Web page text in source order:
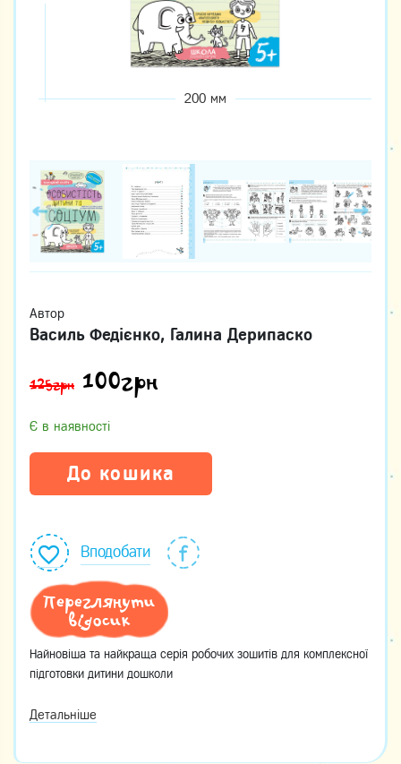
200 мм
Автор
Василь Федієнко, Галина Дерипаско
125грн 100грн
Є в наявності
До кошика
Вподобати
Переглянути
відосик
Найновіша та найкраща серія робочих зошитів для комплексної
підготовки дитини дошколи
Детальніше